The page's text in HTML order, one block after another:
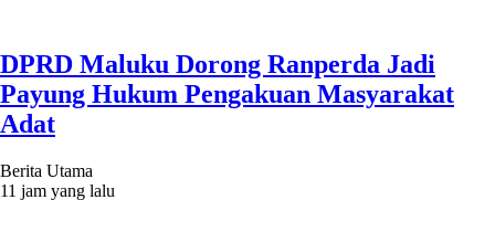
DPRD Maluku Dorong Ranperda Jadi
Payung Hukum Pengakuan Masyarakat
Adat
Berita Utama
11 jam yang lalu